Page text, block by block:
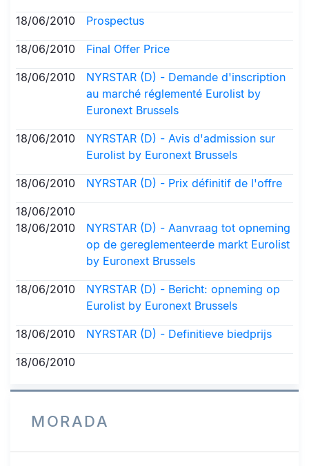
18/06/2010 Prospectus
18/06/2010 Final Offer Price
18/06/2010
NYRSTAR (D) - Demande d'inscription
au marché réglementé Eurolist by
Euronext Brussels
18/06/2010
NYRSTAR (D) - Avis d'admission sur
Eurolist by Euronext Brussels
18/06/2010 NYRSTAR (D) - Prix définitif de l'offre
18/06/2010
18/06/2010
NYRSTAR (D) - Aanvraag tot opneming
op de gereglementeerde markt Eurolist
by Euronext Brussels
18/06/2010
NYRSTAR (D) - Bericht: opneming op
Eurolist by Euronext Brussels
18/06/2010 NYRSTAR (D) - Definitieve biedprijs
18/06/2010
MORADA